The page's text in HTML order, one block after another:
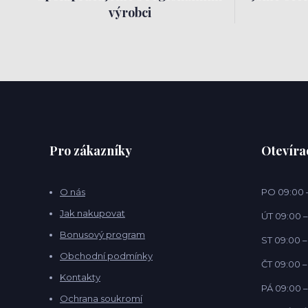
výrobci
Pro zákazníky
O nás
Jak nakupovat
Bonusový program
Obchodní podmínky
Kontakty
Ochrana soukromí
PO 09:00
ÚT 09:00
ST 09:00
ČT 09:00
PÁ 09:00